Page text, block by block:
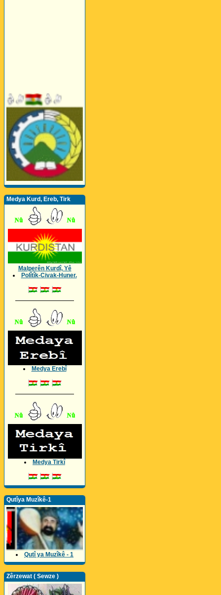
Medya Kurd, Ereb, Tirk
Malperên Kurdî, Yê
Polîtîk-Civak-Huner.
Medya Erebî
Medya Tirkî
Qutîya Muzîkê-1
Qutî ya Muzîkê - 1
Zêrzewat ( Sewze )